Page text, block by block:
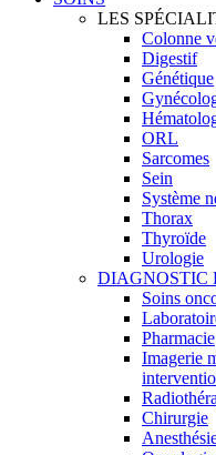
LES
Colonne
Digestif
Génétique
ORL
Sarcomes
Sein
Système
Thorax
Thyroïde
Urologie
DIAGNOSTIC
Soins
Pharmacie
Imagerie
Chirurgie